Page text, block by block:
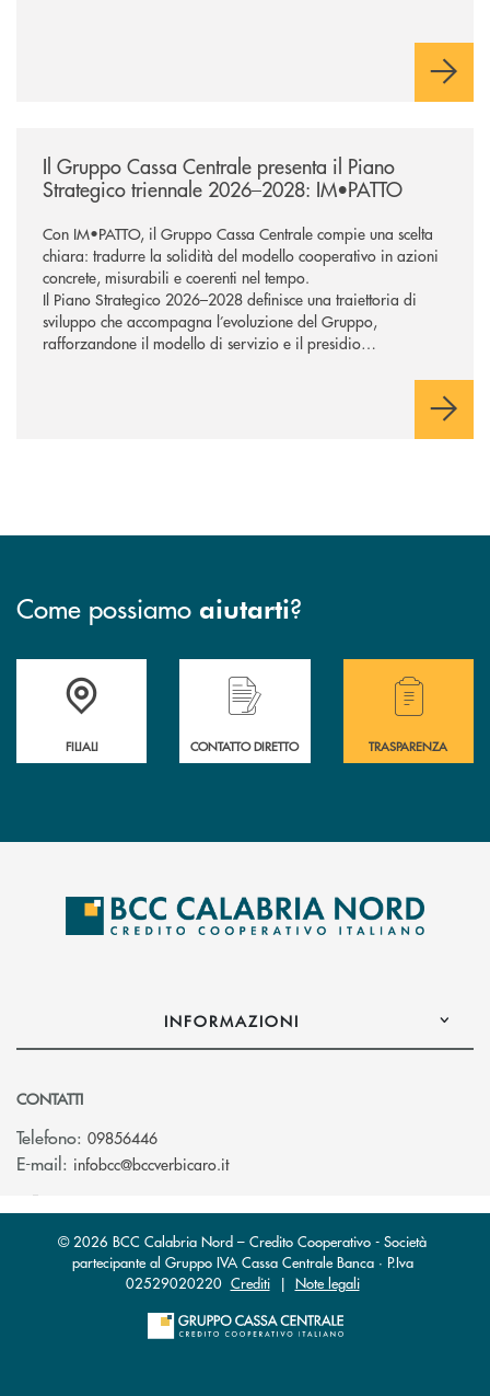
Il Gruppo Cassa Centrale presenta il Piano
Strategico triennale 2026–2028: IM•PATTO
Con IM•PATTO, il Gruppo Cassa Centrale compie una scelta
chiara: tradurre la solidità del modello cooperativo in azioni
concrete, misurabili e coerenti nel tempo.
Il Piano Strategico 2026–2028 definisce una traiettoria di
sviluppo che accompagna l’evoluzione del Gruppo,
rafforzandone il modello di servizio e il presidio
Come possiamo aiutarti?
Trova la filiale più vicina a te
FILIALI
Hai bisogno di assistenza immediata ?
CONTATTO DIRETTO
Hai bisogno di
TRASPARENZA
INFORMAZIONI
CONTATTI
Telefono: 09856446
E-mail: infobcc@bccverbicaro.it(si apre l’app di posta elettronica)
© 2026 BCC Calabria Nord – Credito Cooperativo - Società
partecipante al Gruppo IVA Cassa Centrale Banca · P.Iva
02529020220 Crediti| Note legali